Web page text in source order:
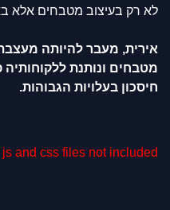
לא רק בעיצוב מטבחים אלא
אירית, מעבר להיותה
מטבחים ונותנת ללקוחותיה
חיסכון בעלויות הגבוהות.
and css files not included